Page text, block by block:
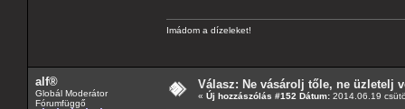
Imádom a dízeleket!
alf®
Globál Moderátor
Fórumfüggő
Válasz: Ne vásárolj tőle, ne üzletelj
« Új hozzászólás #152 Dátum: 2014.06.19